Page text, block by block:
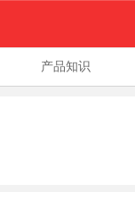
产品知识